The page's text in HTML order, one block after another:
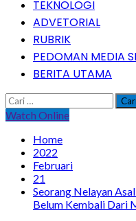
TEKNOLOGI
ADVETORIAL
RUBRIK
PEDOMAN MEDIA
BERITA UTAMA
Cari
untuk:
Watch Online
Home
2022
Februari
21
Seorang Nelayan
Belum Kembali Dari